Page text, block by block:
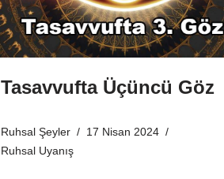
Tasavvufta Üçüncü Göz
Ruhsal Şeyler
17 Nisan 2024
Ruhsal Uyanış